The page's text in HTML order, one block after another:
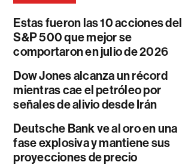
Estas fueron las 10 acciones del
S&P 500 que mejor se
comportaron en julio de 2026
Dow Jones alcanza un récord
mientras cae el petróleo por
señales de alivio desde Irán
Deutsche Bank ve al oro en una
fase explosiva y mantiene sus
proyecciones de precio